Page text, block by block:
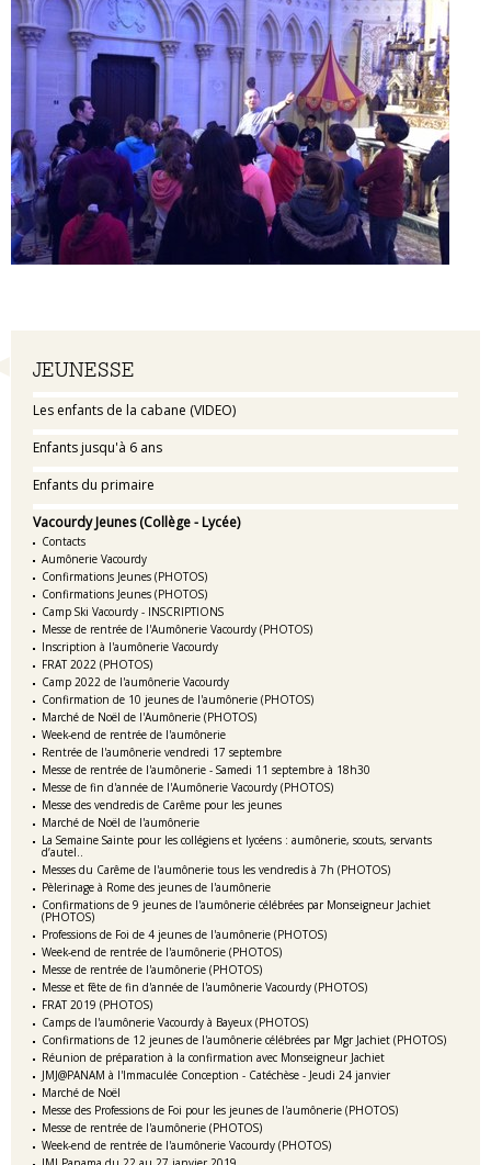
Navigation
JEUNESSE
Les enfants de la cabane (VIDEO)
Enfants jusqu'à 6 ans
Enfants du primaire
Vacourdy Jeunes (Collège - Lycée)
Contacts
Aumônerie Vacourdy
Confirmations Jeunes (PHOTOS)
Confirmations Jeunes (PHOTOS)
Camp Ski Vacourdy - INSCRIPTIONS
Messe de rentrée de l'Aumônerie Vacourdy (PHOTOS)
Inscription à l'aumônerie Vacourdy
FRAT 2022 (PHOTOS)
Camp 2022 de l'aumônerie Vacourdy
Confirmation de 10 jeunes de l'aumônerie (PHOTOS)
Marché de Noël de l'Aumônerie (PHOTOS)
Week-end de rentrée de l'aumônerie
Rentrée de l'aumônerie vendredi 17 septembre
Messe de rentrée de l'aumônerie - Samedi 11 septembre à 18h30
Messe de fin d'année de l'Aumônerie Vacourdy (PHOTOS)
Messe des vendredis de Carême pour les jeunes
Marché de Noël de l'aumônerie
La Semaine Sainte pour les collégiens et lycéens : aumônerie, scouts, servants
d’autel..
Messes du Carême de l'aumônerie tous les vendredis à 7h (PHOTOS)
Pèlerinage à Rome des jeunes de l'aumônerie
Confirmations de 9 jeunes de l'aumônerie célébrées par Monseigneur Jachiet
(PHOTOS)
Professions de Foi de 4 jeunes de l'aumônerie (PHOTOS)
Week-end de rentrée de l'aumônerie (PHOTOS)
Messe de rentrée de l'aumônerie (PHOTOS)
Messe et fête de fin d'année de l'aumônerie Vacourdy (PHOTOS)
FRAT 2019 (PHOTOS)
Camps de l'aumônerie Vacourdy à Bayeux (PHOTOS)
Confirmations de 12 jeunes de l'aumônerie célébrées par Mgr Jachiet (PHOTOS)
Réunion de préparation à la confirmation avec Monseigneur Jachiet
JMJ@PANAM à l'Immaculée Conception - Catéchèse - Jeudi 24 janvier
Marché de Noël
Messe des Professions de Foi pour les jeunes de l'aumônerie (PHOTOS)
Messe de rentrée de l'aumônerie (PHOTOS)
Week-end de rentrée de l'aumônerie Vacourdy (PHOTOS)